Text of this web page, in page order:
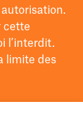
cette
l’interdit.
limite des